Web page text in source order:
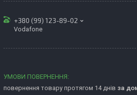
+380 (99) 123-89-02
Vodafone
повернення товару протягом 14 днів за